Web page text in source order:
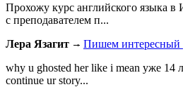
Прохожу курс английского языка в
с преподавателем п...
Лера Язагит
Пишем интересный
why u ghosted her like i mean уже 14
continue ur story...